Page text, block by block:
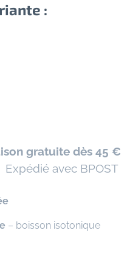
:
gratuite dès 45 €
Expédié avec BPOST
– boisson isotonique